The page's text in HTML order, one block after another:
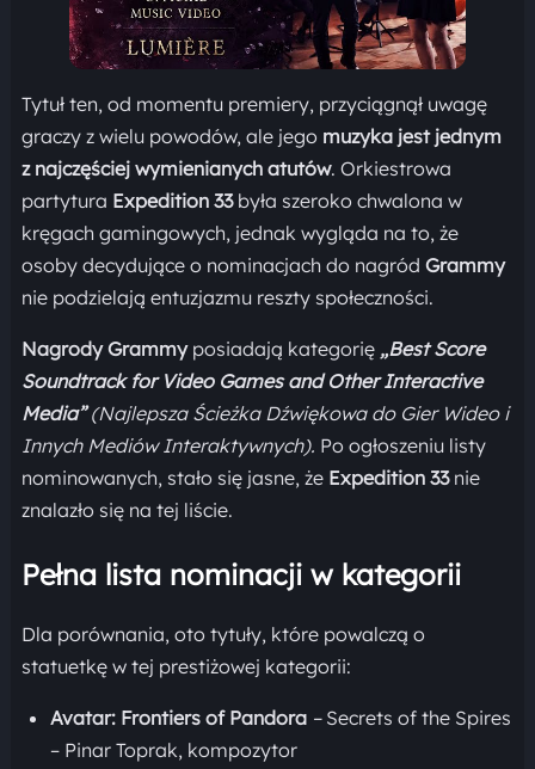
Tytuł ten, od momentu premiery, przyciągnął uwagę
graczy z wielu powodów, ale jego muzyka jest jednym
z najczęściej wymienianych atutów. Orkiestrowa
partytura Expedition 33była szeroko chwalona w
kręgach gamingowych, jednak wygląda na to, że
osoby decydujące o nominacjach do nagród Grammy
nie podzielają entuzjazmu reszty społeczności.
Nagrody Grammyposiadają kategorię „Best Score
Soundtrack for Video Games and Other Interactive
Media”(Najlepsza Ścieżka Dźwiękowa do Gier Wideo i
Innych Mediów Interaktywnych). Po ogłoszeniu listy
nominowanych, stało się jasne, że Expedition 33nie
znalazło się na tej liście.
Pełna lista nominacji w kategorii
Dla porównania, oto tytuły, które powalczą o
statuetkę w tej prestiżowej kategorii:
Avatar: Frontiers of Pandora– Secrets of the Spires
– Pinar Toprak, kompozytor